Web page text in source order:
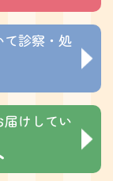
て診察・処
けしてい